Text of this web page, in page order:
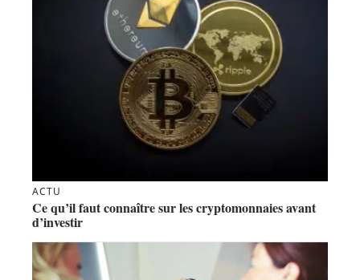
ACTU
Ce qu’il faut connaître sur les cryptomonnaies avant
d’investir